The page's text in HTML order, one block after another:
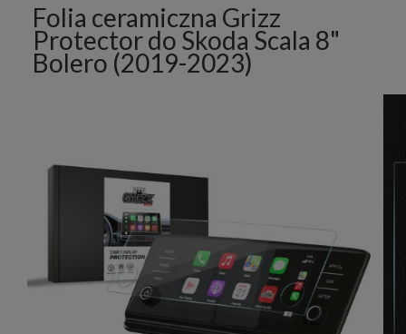
Folia ceramiczna Grizz
Protector do Skoda Scala 8"
Bolero (2019-2023)